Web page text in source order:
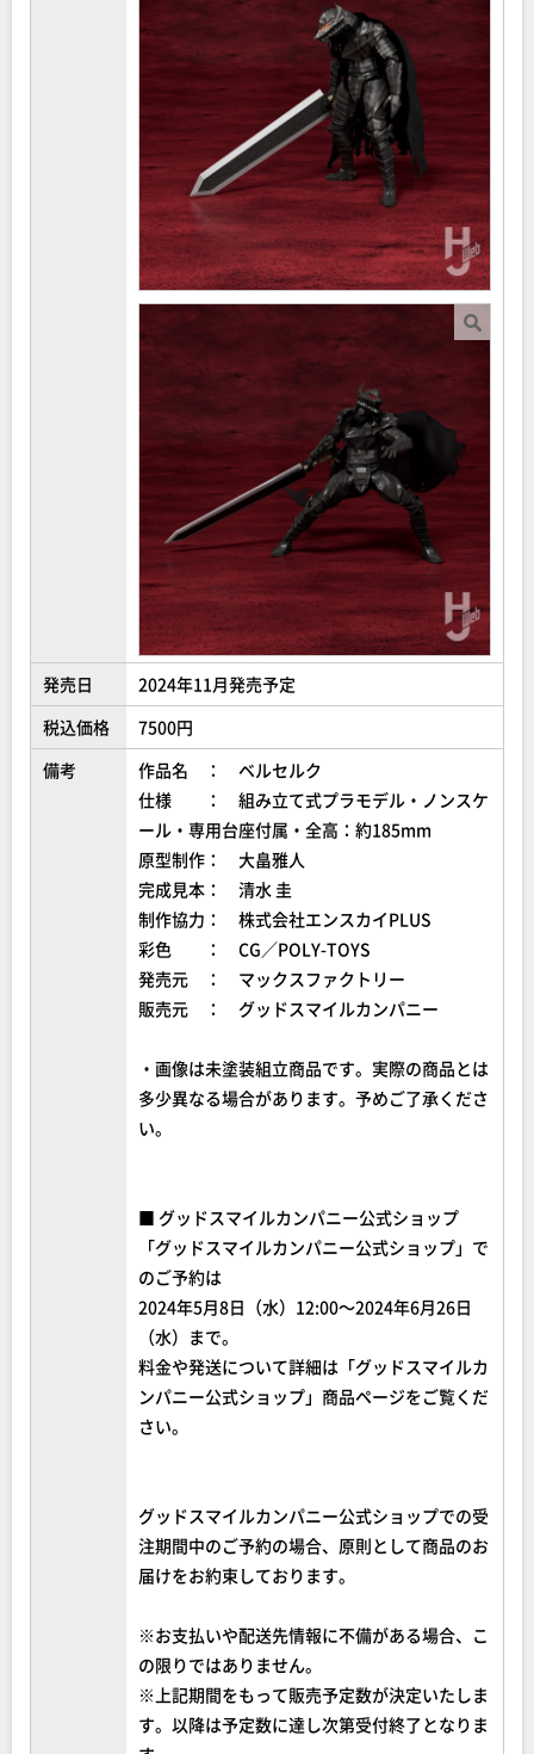
発売日
2024年11月発売予定
税込価格
7500円
備考
作品名 ： ベルセルク
仕様 ： 組み立て式プラモデル・ノンスケ
ール・専用台座付属・全高：約185mm
原型制作： 大畠雅人
完成見本： 清水 圭
制作協力： 株式会社エンスカイPLUS
彩色 ： CG／POLY-TOYS
発売元 ： マックスファクトリー
販売元 ： グッドスマイルカンパニー
・画像は未塗装組立商品です。実際の商品とは
多少異なる場合があります。予めご了承くださ
い。
■ グッドスマイルカンパニー公式ショップ
「グッドスマイルカンパニー公式ショップ」で
のご予約は
2024年5月8日（水）12:00～2024年6月26日
（水）まで。
料金や発送について詳細は「グッドスマイルカ
ンパニー公式ショップ」商品ページをご覧くだ
さい。
グッドスマイルカンパニー公式ショップでの受
注期間中のご予約の場合、原則として商品のお
届けをお約束しております。
※お支払いや配送先情報に不備がある場合、こ
の限りではありません。
※上記期間をもって販売予定数が決定いたしま
す。以降は予定数に達し次第受付終了となりま